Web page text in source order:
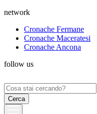
network
Cronache Fermane
Cronache Maceratesi
Cronache Ancona
follow us
Ricerca
per: